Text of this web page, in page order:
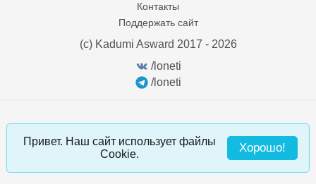
/loneti
/loneti
(c) Kadumi Asward 2017 - 2026
Контакты
Поддержать сайт
Привет. Наш сайт использует файлы
Cookie.
Хорошо!